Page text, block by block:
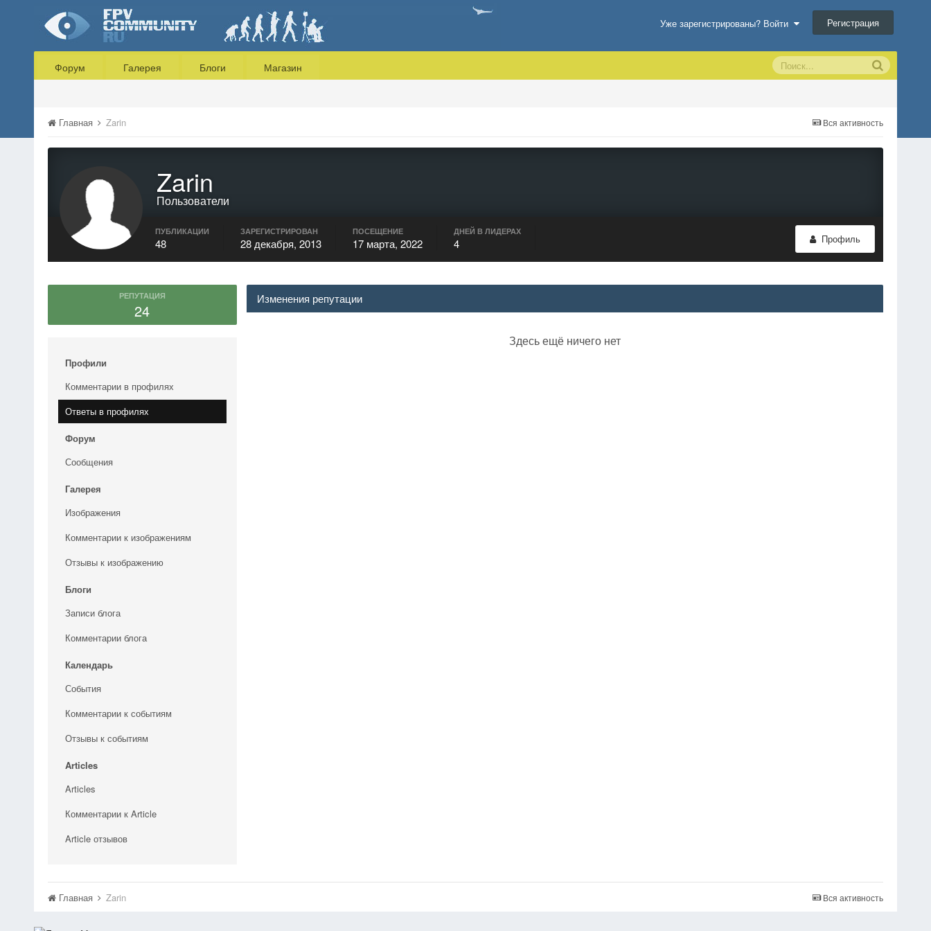
Уже зарегистрированы? Войти Регистрация
Форум Галерея Блоги Магазин
Вся активность
Главная Zarin
Zarin
Пользователи
Профиль
ПУБЛИКАЦИИ
48
ЗАРЕГИСТРИРОВАН
28 декабря, 2013
ПОСЕЩЕНИЕ
17 марта, 2022
ДНЕЙ В ЛИДЕРАХ
4
РЕПУТАЦИЯ
24
Профили
Комментарии в профилях
Ответы в профилях
Форум
Сообщения
Галерея
Изображения
Комментарии к изображениям
Отзывы к изображению
Блоги
Записи блога
Комментарии блога
Календарь
События
Комментарии к событиям
Отзывы к событиям
Articles
Articles
Комментарии к Article
Article отзывов
Изменения репутации
Здесь ещё ничего нет
Вся активность
Главная Zarin